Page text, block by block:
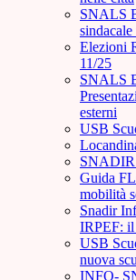
SNALS
Elezioni
11/25
SNALS
esterni
USB
Guida
mobilità
Snadir
IRPEF: il
USB
nuova
INFO-